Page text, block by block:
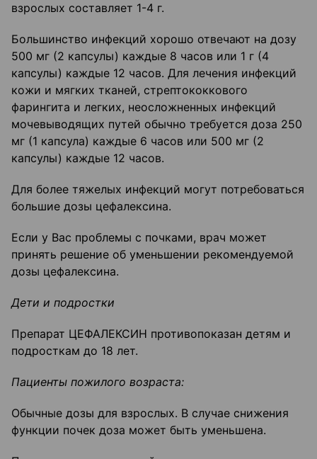
взрослых составляет 1-4 г.
Большинство инфекций хорошо отвечают на дозу
500 мг (2 капсулы) каждые 8 часов или 1 г (4
капсулы) каждые 12 часов. Для лечения инфекций
кожи и мягких тканей, стрептококкового
фарингита и легких, неосложненных инфекций
мочевыводящих путей обычно требуется доза 250
мг (1 капсула) каждые 6 часов или 500 мг (2
капсулы) каждые 12 часов.
Для более тяжелых инфекций могут потребоваться
большие дозы цефалексина.
Если у Вас проблемы с почками, врач может
принять решение об уменьшении рекомендуемой
дозы цефалексина.
Дети и подростки
Препарат ЦЕФАЛЕКСИН противопоказан детям и
подросткам до 18 лет.
Пациенты пожилого возраста:
Обычные дозы для взрослых. В случае снижения
функции почек доза может быть уменьшена.